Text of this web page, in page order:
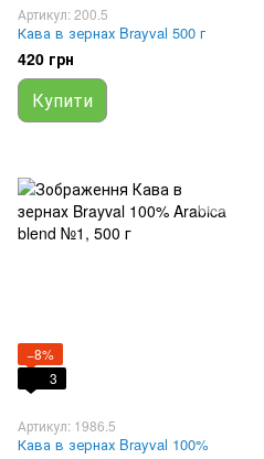
Артикул: 200.5
Кава в зернах Brayval 500 г
420 грн
Купити
−8%
3
Артикул: 1986.5
Кава в зернах Brayval 100%